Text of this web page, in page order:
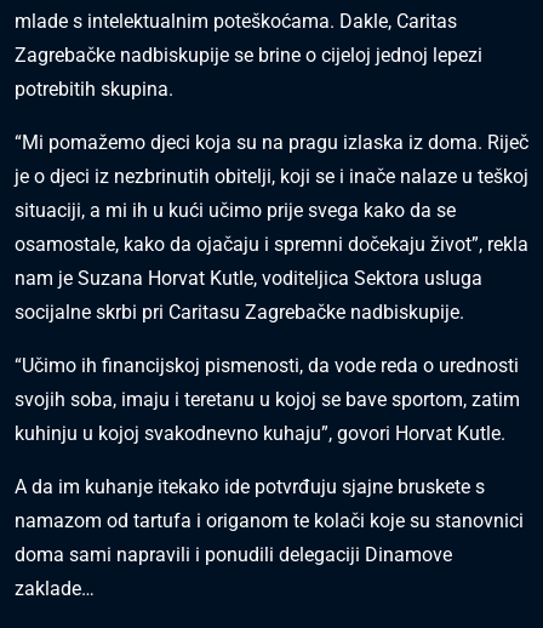
mlade s intelektualnim poteškoćama. Dakle, Caritas
Zagrebačke nadbiskupije se brine o cijeloj jednoj lepezi
potrebitih skupina.
“Mi pomažemo djeci koja su na pragu izlaska iz doma. Riječ
je o djeci iz nezbrinutih obitelji, koji se i inače nalaze u teškoj
situaciji, a mi ih u kući učimo prije svega kako da se
osamostale, kako da ojačaju i spremni dočekaju život”, rekla
nam je Suzana Horvat Kutle, voditeljica Sektora usluga
socijalne skrbi pri Caritasu Zagrebačke nadbiskupije.
“Učimo ih financijskoj pismenosti, da vode reda o urednosti
svojih soba, imaju i teretanu u kojoj se bave sportom, zatim
kuhinju u kojoj svakodnevno kuhaju”, govori Horvat Kutle.
A da im kuhanje itekako ide potvrđuju sjajne bruskete s
namazom od tartufa i origanom te kolači koje su stanovnici
doma sami napravili i ponudili delegaciji Dinamove
zaklade…